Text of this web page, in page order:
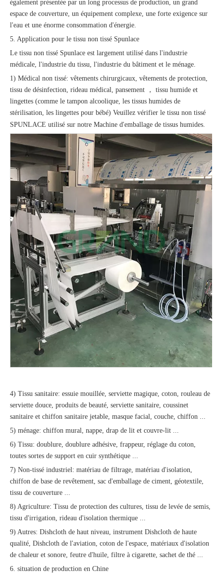
également présentée par un long processus de production, un grand
espace de couverture, un équipement complexe, une forte exigence sur
l'eau et une énorme consommation d'énergie.
5. Application pour le tissu non tissé Spunlace
Le tissu non tissé Spunlace est largement utilisé dans l'industrie
médicale, l'industrie du tissu, l'industrie du bâtiment et le ménage.
1) Médical non tissé: vêtements chirurgicaux, vêtements de protection,
tissu de désinfection, rideau médical, pansement ， tissu humide et
lingettes (comme le tampon alcoolique, les tissus humides de
stérilisation, les lingettes pour bébé) Veuillez vérifier le tissu non tissé
SPUNLACE utilisé sur notre Machine d'emballage de tissus humides.
4) Tissu sanitaire: essuie mouillée, serviette magique, coton, rouleau de
serviette douce, produits de beauté, serviette sanitaire, coussinet
sanitaire et chiffon sanitaire jetable, masque facial, couche, chiffon ...
5) ménage: chiffon mural, nappe, drap de lit et couvre-lit ...
6) Tissu: doublure, doublure adhésive, frappeur, réglage du coton,
toutes sortes de support en cuir synthétique ...
7) Non-tissé industriel: matériau de filtrage, matériau d'isolation,
chiffon de base de revêtement, sac d'emballage de ciment, géotextile,
tissu de couverture ...
8) Agriculture: Tissu de protection des cultures, tissu de levée de semis,
tissu d'irrigation, rideau d'isolation thermique ...
9) Autres: Dishcloth de haut niveau, instrument Dishcloth de haute
qualité, Dishcloth de l'aviation, coton de l'espace, matériaux d'isolation
de chaleur et sonore, feutre d'huile, filtre à cigarette, sachet de thé ...
6. situation de production en Chine